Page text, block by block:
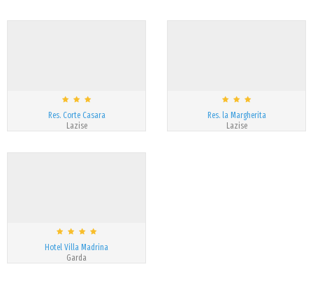
Res. Corte Casara
Lazise
Res. la Margherita
Lazise
Hotel Villa Madrina
Garda